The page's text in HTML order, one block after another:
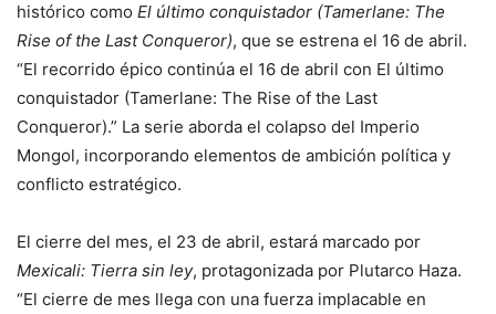
histórico como El último conquistador (Tamerlane: The
Rise of the Last Conqueror), que se estrena el 16 de abril.
“El recorrido épico continúa el 16 de abril con El último
conquistador (Tamerlane: The Rise of the Last
Conqueror).” La serie aborda el colapso del Imperio
Mongol, incorporando elementos de ambición política y
conflicto estratégico.
El cierre del mes, el 23 de abril, estará marcado por
Mexicali: Tierra sin ley, protagonizada por Plutarco Haza.
“El cierre de mes llega con una fuerza implacable en